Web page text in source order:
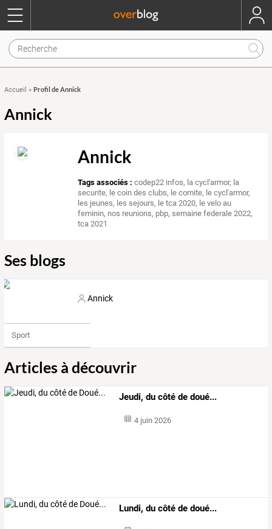
Accueil » Profil de Annick
Annick
Annick
Tags associés : codep22 infos, la cycl'armor, la
securite, le coin des clubs, le comite, le cycl'armor,
les jeunes, les sejours, le tca 2020, le velo au
feminin, nos reunions, pbp,semaine federale 2022,
tca 2021
Ses blogs
Annick
Sport
Articles à découvrir
Jeudi, du côté de doué...
4 juin 2026
Lundi, du côté de doué...